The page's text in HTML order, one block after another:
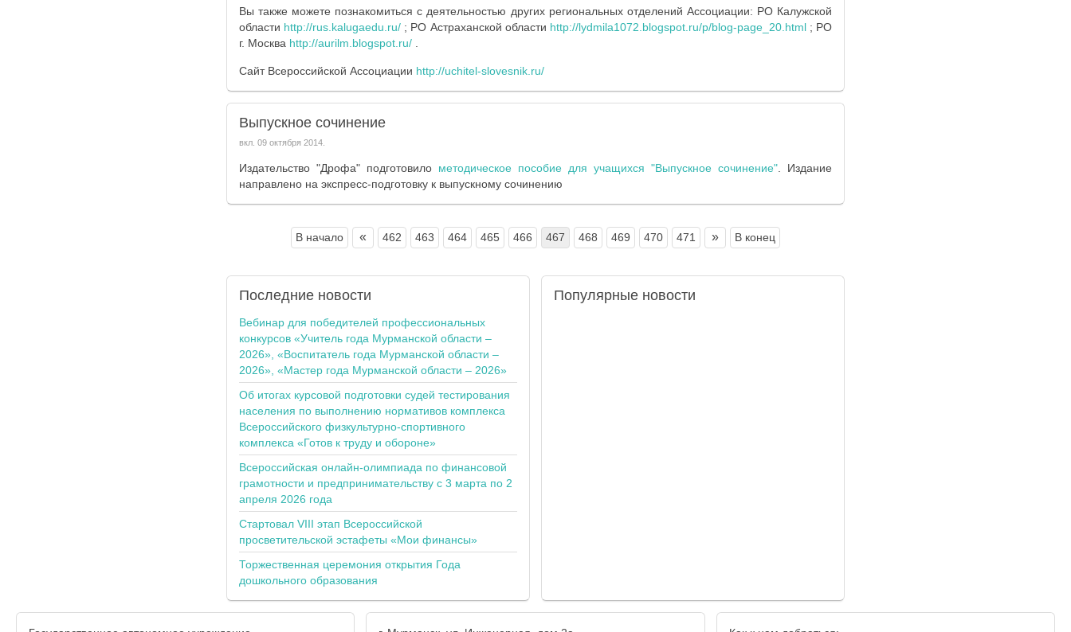
Вы также можете познакомиться с деятельностью других региональных отделений Ассоциации: РО Калужской
области http://rus.kalugaedu.ru/; РО Астраханской области http://lydmila1072.blogspot.ru/p/blog-page_20.html; РО
г. Москва http://aurilm.blogspot.ru/.
Сайт Всероссийской Ассоциации http://uchitel-slovesnik.ru/
Выпускное сочинение
вкл. 09 октября 2014.
Издательство "Дрофа" подготовило методическое пособие для учащихся "Выпускное сочинение" . Издание
направлено на экспресс-подготовку к выпускному сочинению
В начало « 462 463 464 465 466 467 468 469 470 471 » В конец
Последниеновости
Вебинар для победителей профессиональных
конкурсов «Учитель года Мурманской области –
2026», «Воспитатель года Мурманской области –
2026», «Мастер года Мурманской области – 2026»
Об итогах курсовой подготовки судей тестирования
населения по выполнению нормативов комплекса
Всероссийского физкультурно-спортивного
комплекса «Готов к труду и обороне»
Всероссийская онлайн-олимпиада по финансовой
грамотности и предпринимательству с 3 марта по 2
апреля 2026 года
Стартовал VIII этап Всероссийской
просветительской эстафеты «Мои финансы»
Торжественная церемония открытия Года
дошкольного образования
Популярныеновости